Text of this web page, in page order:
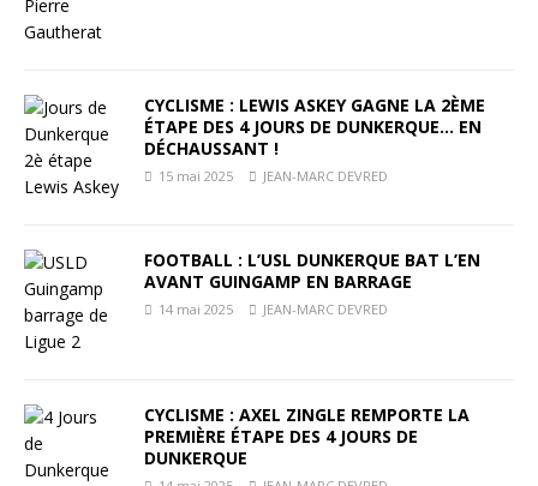
CYCLISME : LEWIS ASKEY GAGNE LA 2ÈME
ÉTAPE DES 4 JOURS DE DUNKERQUE… EN
DÉCHAUSSANT !
15 mai 2025 JEAN-MARC DEVRED
FOOTBALL : L’USL DUNKERQUE BAT L’EN
AVANT GUINGAMP EN BARRAGE
14 mai 2025 JEAN-MARC DEVRED
CYCLISME : AXEL ZINGLE REMPORTE LA
PREMIÈRE ÉTAPE DES 4 JOURS DE
DUNKERQUE